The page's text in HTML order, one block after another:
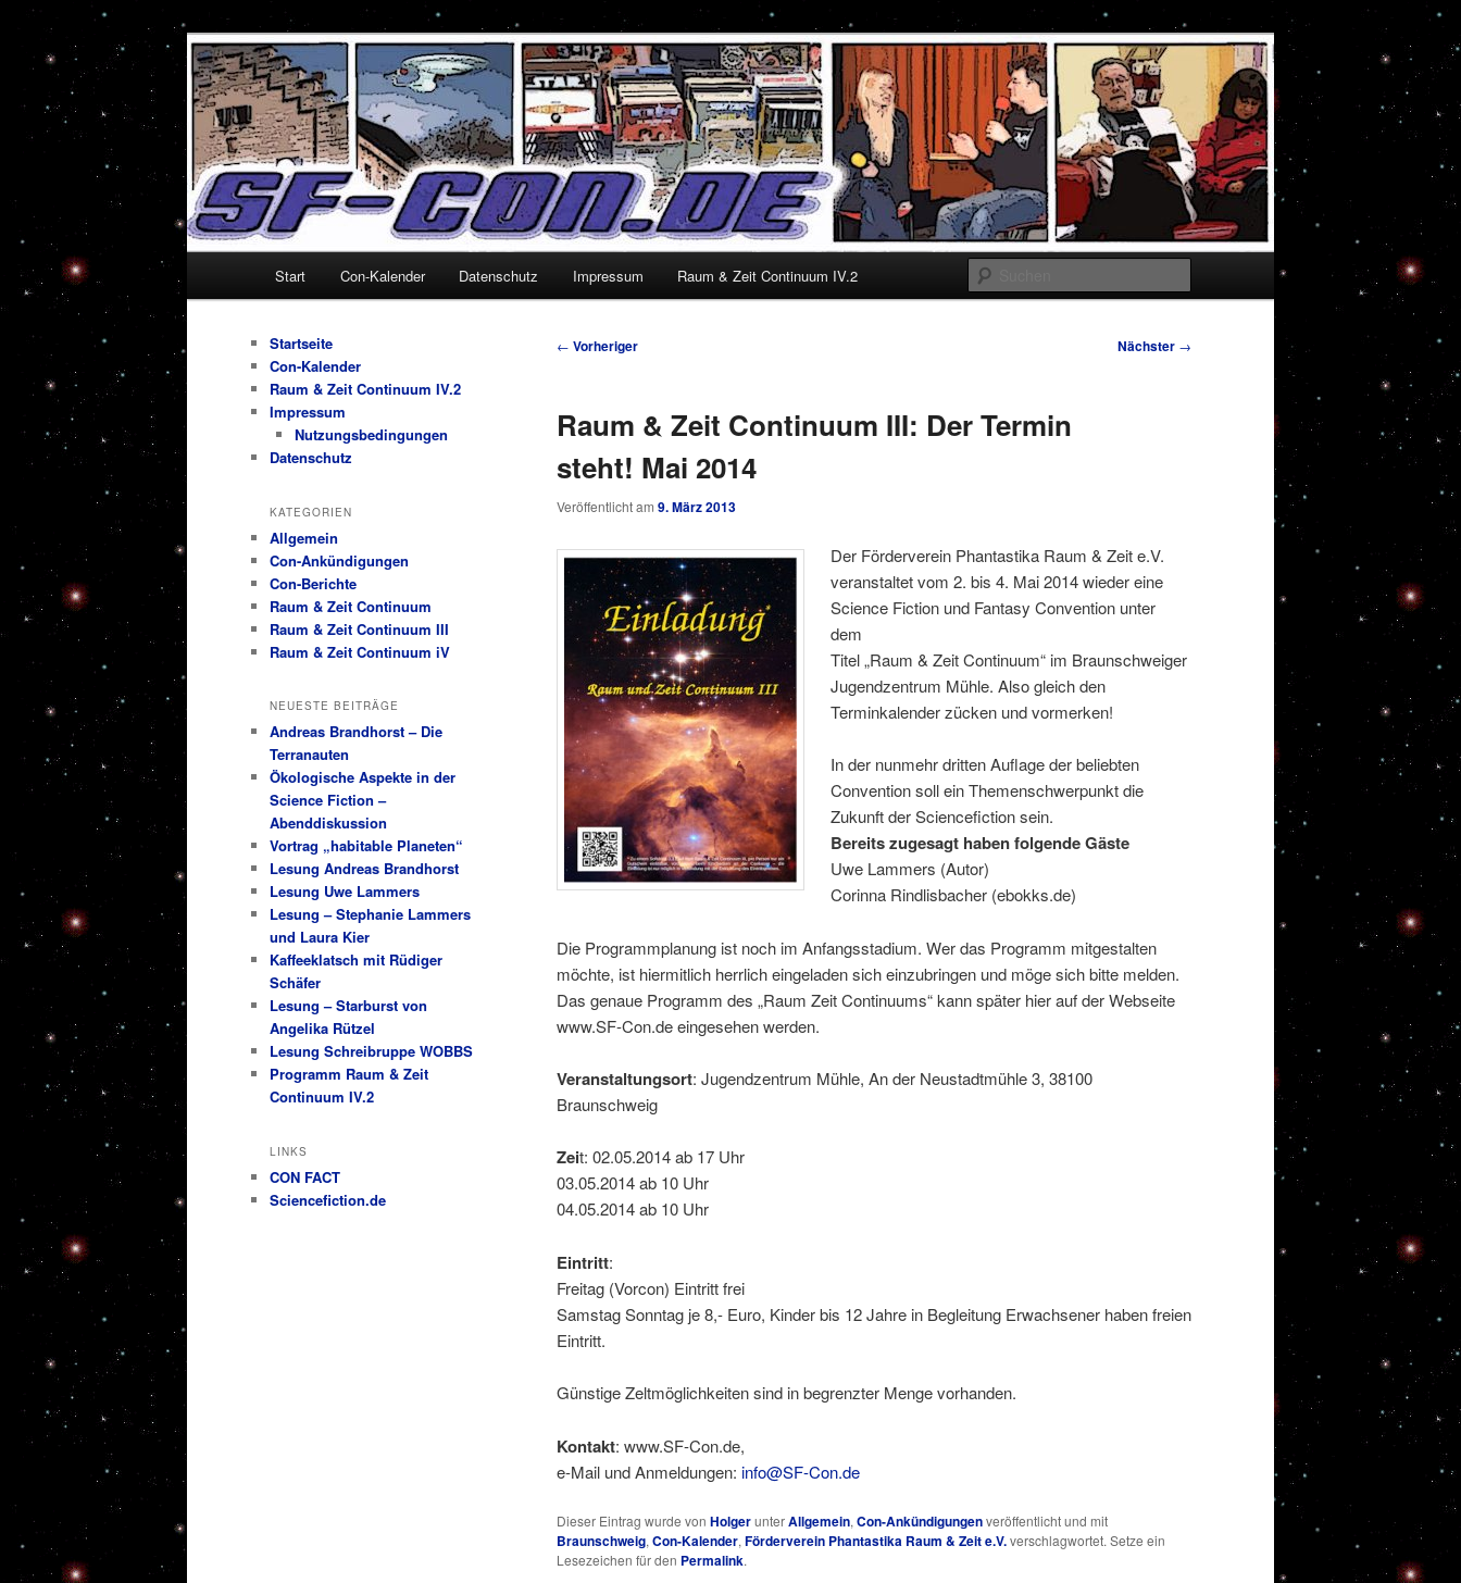
primären
Inhalt
springen
SF-Con.de
Alles um Sciencefiction-Cons
Start Con-Kalender Datenschutz Impressum Raum & Zeit Continuum IV.2
Beitragsnavigation
← Vorheriger Nächster →
Raum & Zeit Continuum III: Der Termin
steht! Mai 2014
Veröffentlicht am 9. März 2013
Der Förderverein Phantastika Raum & Zeit e.V.
veranstaltet vom 2. bis 4. Mai 2014 wieder eine
Science Fiction und Fantasy Convention unter
dem
Titel „Raum & Zeit Continuum“ im Braunschweiger
Jugendzentrum Mühle. Also gleich den
Terminkalender zücken und vormerken!
In der nunmehr dritten Auflage der beliebten
Convention soll ein Themenschwerpunkt die
Zukunft der Sciencefiction sein.
Bereits zugesagt haben folgende Gäste
Uwe Lammers (Autor)
Corinna Rindlisbacher (ebokks.de)
Die Programmplanung ist noch im Anfangsstadium. Wer das Programm mitgestalten
möchte, ist hiermitlich herrlich eingeladen sich einzubringen und möge sich bitte melden.
Das genaue Programm des „Raum Zeit Continuums“ kann später hier auf der Webseite
www.SF-Con.de eingesehen werden.
Veranstaltungsort: Jugendzentrum Mühle, An der Neustadtmühle 3, 38100
Braunschweig
Zeit: 02.05.2014 ab 17 Uhr
03.05.2014 ab 10 Uhr
04.05.2014 ab 10 Uhr
Eintritt:
Freitag (Vorcon) Eintritt frei
Samstag Sonntag je 8,- Euro, Kinder bis 12 Jahre in Begleitung Erwachsener haben freien
Eintritt.
Günstige Zeltmöglichkeiten sind in begrenzter Menge vorhanden.
Kontakt: www.SF-Con.de,
e-Mail und Anmeldungen: info@SF-Con.de
Dieser Eintrag wurde von HolgerunterAllgemein, Con-Ankündigungenveröffentlicht und mit
Braunschweig, Con-Kalender, Förderverein Phantastika Raum & Zeit e.V.verschlagwortet. Setze ein
Lesezeichen für den Permalink.
Startseite
Con-Kalender
Raum & Zeit Continuum IV.2
Impressum
Nutzungsbedingungen
Datenschutz
KATEGORIEN
Allgemein
Con-Ankündigungen
Con-Berichte
Raum & Zeit Continuum
Raum & Zeit Continuum III
Raum & Zeit Continuum iV
NEUESTE BEITRÄGE
Andreas Brandhorst – Die
Terranauten
Ökologische Aspekte in der
Science Fiction –
Abenddiskussion
Vortrag „habitable Planeten“
Lesung Andreas Brandhorst
Lesung Uwe Lammers
Lesung – Stephanie Lammers
und Laura Kier
Kaffeeklatsch mit Rüdiger
Schäfer
Lesung – Starburst von
Angelika Rützel
Lesung Schreibruppe WOBBS
Programm Raum & Zeit
Continuum IV.2
LINKS
CON FACT
Sciencefiction.de